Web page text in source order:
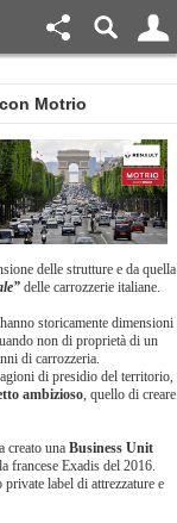
Motrio
delle strutture e da quella
delle carrozzerie italiane.
storicamente dimensioni
non di proprietà di un
di carrozzeria.
di presidio del territorio,
ambizioso, quello di creare
creato una Business Unit
francese Exadis del 2016.
label di attrezzature e